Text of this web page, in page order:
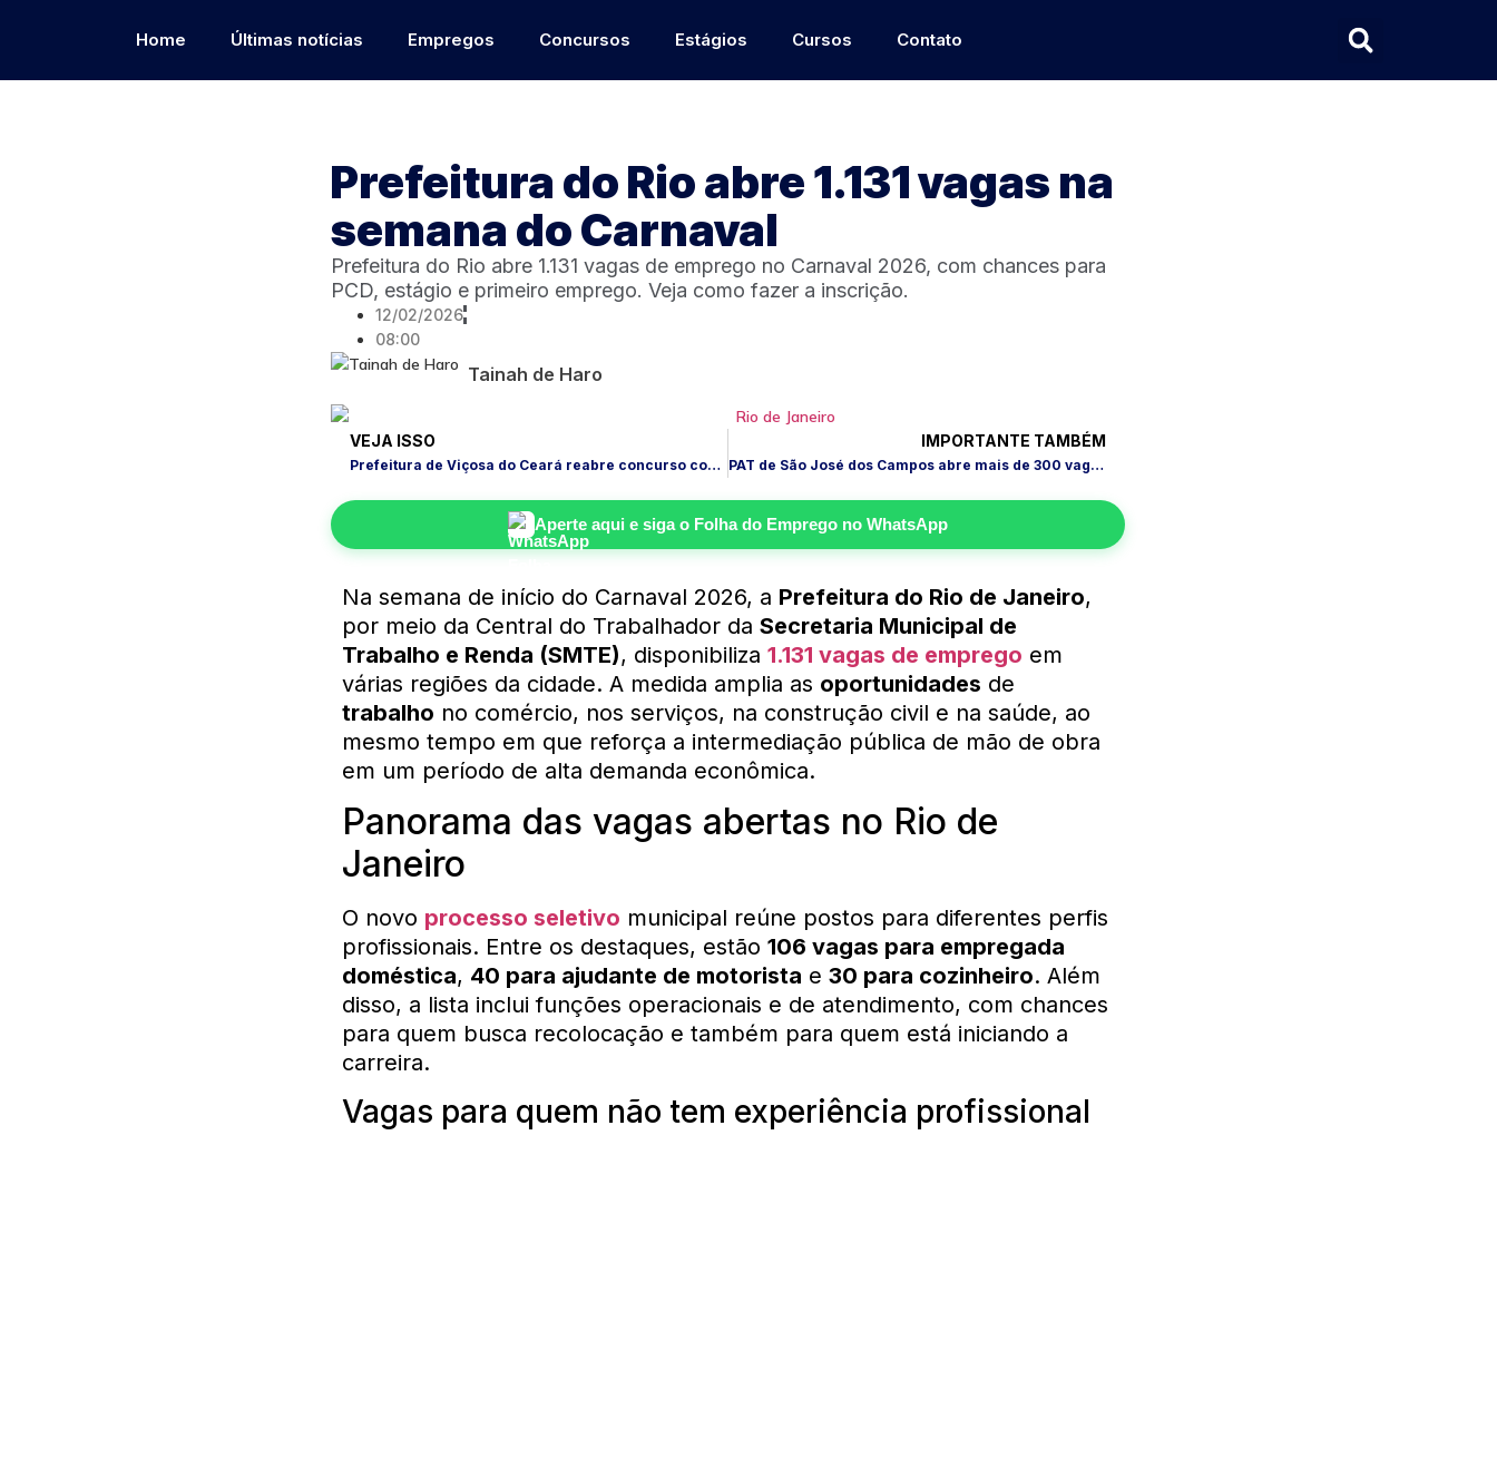
Home Últimas notícias Empregos Concursos Estágios Cursos Contato
Prefeitura do Rio abre 1.131 vagas na
semana do Carnaval
Prefeitura do Rio abre 1.131 vagas de emprego no Carnaval 2026, com chances para
PCD, estágio e primeiro emprego. Veja como fazer a inscrição.
12/02/2026
08:00
Tainah de Haro
VEJA ISSO
Prefeitura de Viçosa do Ceará reabre concurso com 253 vagas
IMPORTANTE TAMBÉM
PAT de São José dos Campos abre mais de 300 vagas de emprego
Aperte aqui e siga o Folha do Empregono WhatsApp
Na semana de início do Carnaval 2026, a Prefeitura do Rio de Janeiro,
por meio da Central do Trabalhador da Secretaria Municipal de
Trabalho e Renda (SMTE), disponibiliza 1.131 vagas de emprego em
várias regiões da cidade. A medida amplia as oportunidades de
trabalho no comércio, nos serviços, na construção civil e na saúde, ao
mesmo tempo em que reforça a intermediação pública de mão de obra
em um período de alta demanda econômica.
Panorama das vagas abertas no Rio de
Janeiro
O novo processo seletivo municipal reúne postos para diferentes perfis
profissionais. Entre os destaques, estão 106 vagas para empregada
doméstica, 40 para ajudante de motorista e 30 para cozinheiro. Além
disso, a lista inclui funções operacionais e de atendimento, com chances
para quem busca recolocação e também para quem está iniciando a
carreira.
Vagas para quem não tem experiência profissional